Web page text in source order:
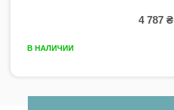
4 787 ₴
В НАЛИЧИИ